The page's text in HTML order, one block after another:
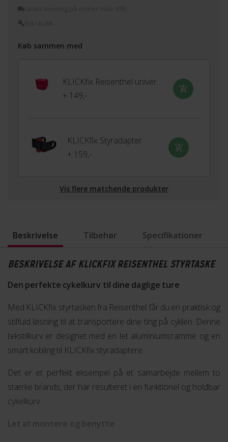
Køb sammen med
KLICKfix Reisenthel universelt regnslag
+ 149,-
KLICKfix Styradapter
+ 159,-
Vis flere matchende produkter
Beskrivelse Tilbehør Specifikationer
BESKRIVELSE AF KLICKFIX REISENTHEL STYRTASKE
Den perfekte cykelkurv til dine daglige ture
Med KLICKfix styrtasken fra Reisenthel får du en praktisk og
stilfuld løsning til at transportere dine ting på cyklen. Denne
tekstilkurv er designet med en let aluminiumsramme og en
smart kobling til KLICKfix styradaptere.
Det er et perfekt eksempel på et samarbejde mellem to
stærke brands, der har resulteret i en funktionel og holdbar
cykelkurv.
Let at montere og benytte